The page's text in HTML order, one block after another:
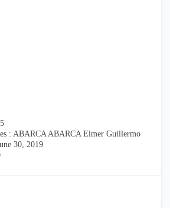
: ABARCA ABARCA Elmer Guillermo
30, 2019